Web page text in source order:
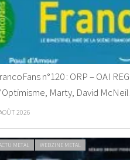
n°120 : ORP – OAI
Marty, David
2026
METAL WEBZINE METAL